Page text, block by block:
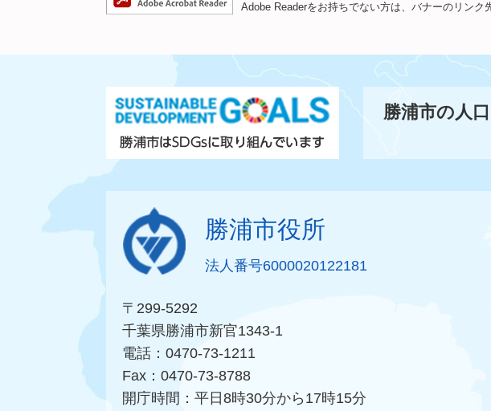
Adobe Readerをお持ちでない方は、バナーのリンク
勝浦市の人口
勝浦市役所
法人番号6000020122181
〒299-5292
千葉県勝浦市新官1343-1
電話：0470-73-1211
Fax：0470-73-8788
開庁時間：平日8時30分から17時15分